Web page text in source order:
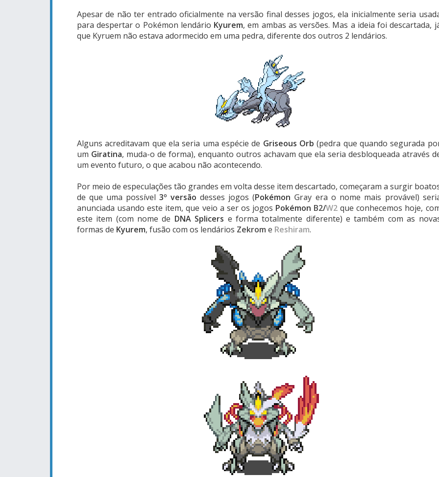
Apesar de não ter entrado oficialmente na versão final desses jogos, ela inicialmente seria
para despertar o Pokémon lendário Kyurem, em ambas as versões. Mas a ideia foi descartada,
que Kyruem não estava adormecido em uma pedra, diferente dos outros 2 lendários.
Alguns acreditavam que ela seria uma espécie de Griseous Orb (pedra que quando segurada
um Giratina, muda-o de forma), enquanto outros achavam que ela seria desbloqueada através
um evento futuro, o que acabou não acontecendo.
Por meio de especulações tão grandes em volta desse item descartado, começaram a surgir
de que uma possível3º versão desses jogos (Pokémon Gray era o nome mais provável)
anunciada usando este item, que veio a ser os jogos Pokémon B2/W2 que conhecemos hoje,
este item (com nome de DNA Splicers e forma totalmente diferente) e também com as
formas de Kyurem, fusão com os lendários Zekrom e Reshiram.